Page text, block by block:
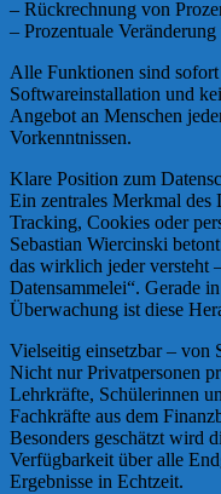
– Rückrechnung von
– Prozentuale
Alle Funktionen sind
Softwareinstallation und
Angebot an Menschen
Vorkenntnissen.
Klare Position zum
Ein zentrales Merkmal des
Tracking, Cookies oder
Sebastian Wiercinski
das wirklich jeder versteht
Datensammelei“. Gerade
Überwachung ist diese
Vielseitig einsetzbar – von
Nicht nur Privatpersonen
Lehrkräfte, Schülerinnen
Fachkräfte aus dem
Besonders geschätzt wird
Verfügbarkeit über alle
Ergebnisse in Echtzeit.